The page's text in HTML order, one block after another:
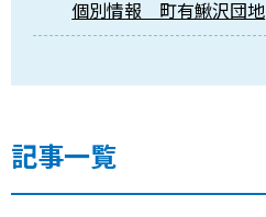
個別情報 町有鰍沢団地
記事一覧